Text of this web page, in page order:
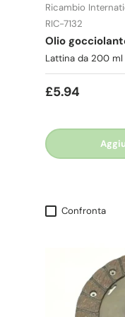
Ricambio
RIC-7132
Olio
Lattina da 200 ml
£5.94
Confronta